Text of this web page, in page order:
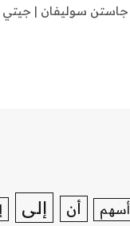
جاستن سوليفان |
أسهم أن إلى